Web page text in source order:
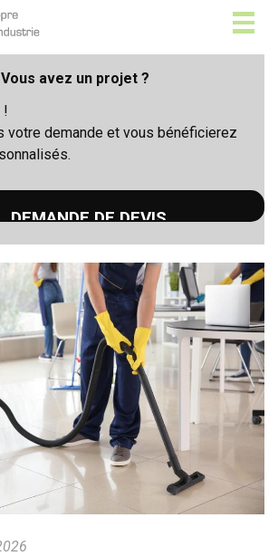
Vous avez un projet ?
!
votre demande et vous bénéficierez
DEMANDE DE DEVIS